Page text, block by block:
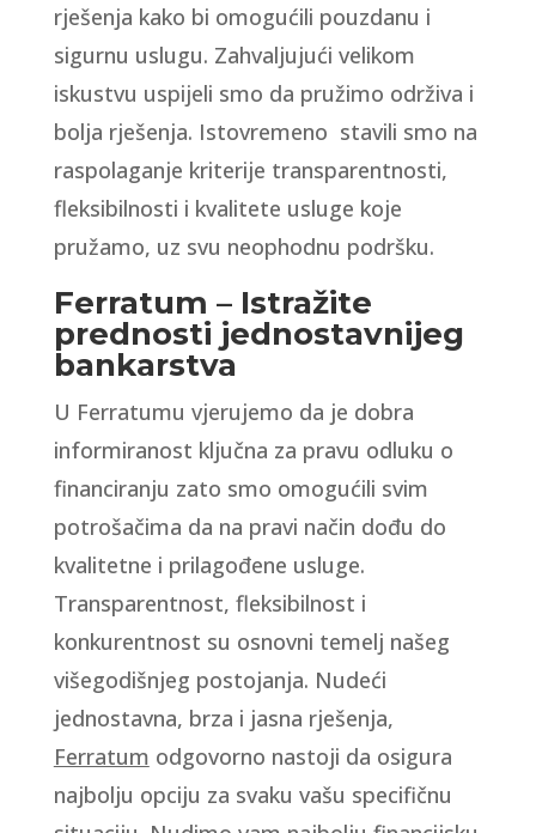
rješenja kako bi omogućili pouzdanu i
sigurnu uslugu. Zahvaljujući velikom
iskustvu uspijeli smo da pružimo održiva i
bolja rješenja. Istovremeno stavili smo na
raspolaganje kriterije transparentnosti,
fleksibilnosti i kvalitete usluge koje
pružamo, uz svu neophodnu podršku.
Ferratum – Istražite
prednosti jednostavnijeg
bankarstva
U Ferratumu vjerujemo da je dobra
informiranost ključna za pravu odluku o
financiranju zato smo omogućili svim
potrošačima da na pravi način dođu do
kvalitetne i prilagođene usluge.
Transparentnost, fleksibilnost i
konkurentnost su osnovni temelj našeg
višegodišnjeg postojanja. Nudeći
jednostavna, brza i jasna rješenja,
Ferratum odgovorno nastoji da osigura
najbolju opciju za svaku vašu specifičnu